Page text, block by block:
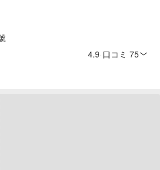
4.9 口コミ 75